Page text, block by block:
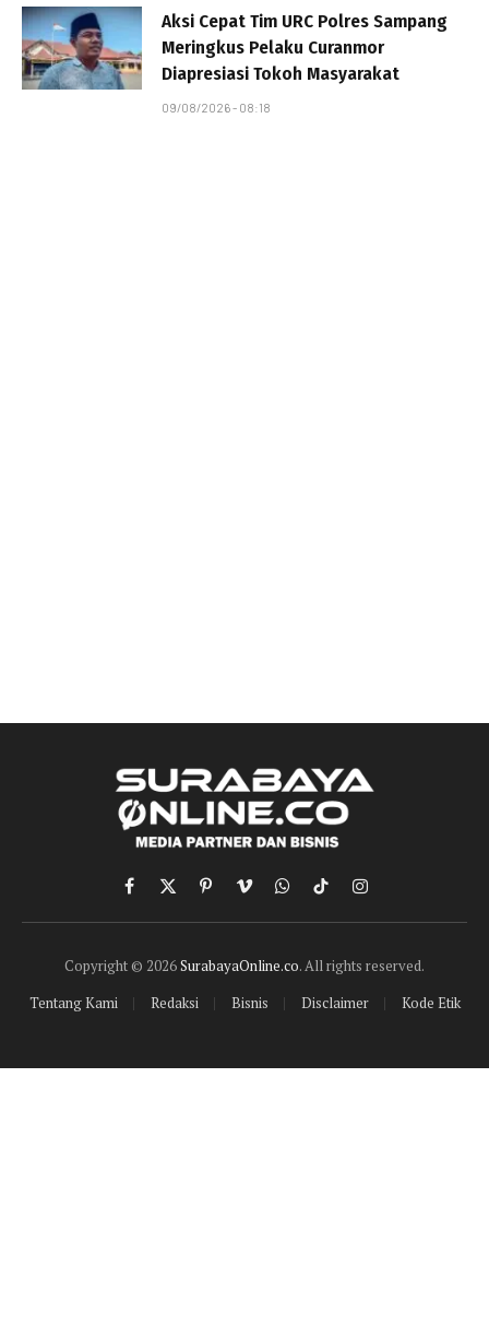
Aksi Cepat Tim URC Polres Sampang
Meringkus Pelaku Curanmor
Diapresiasi Tokoh Masyarakat
09/08/2026 - 08:18
Facebook
X
(Twitter)
PinterestVimeoWhatsApp
TikTokInstagram
Copyright © 2026SurabayaOnline.co. All rights reserved.
Tentang Kami
Redaksi Bisnis Disclaimer Kode Etik